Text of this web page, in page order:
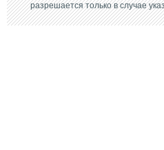
разрешается только в случае